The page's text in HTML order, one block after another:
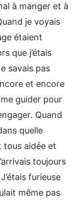
à manger et à
je voyais
étaient
que j’étais
savais pas
et encore
guider pour
Quand
quelle
tous aidée et
toujours
furieuse
même pas